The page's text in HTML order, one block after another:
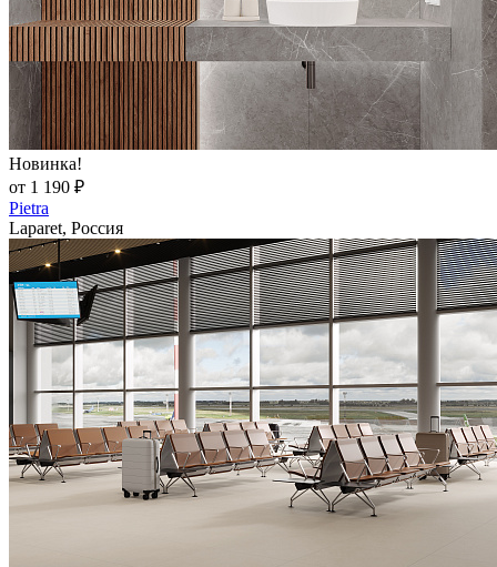
Новинка!
от 1 190 ₽
Pietra
Laparet, Россия